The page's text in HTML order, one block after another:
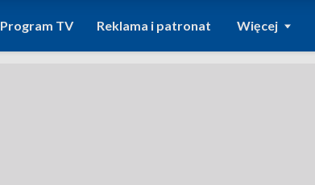
Program TV Reklama i patronat Więcej